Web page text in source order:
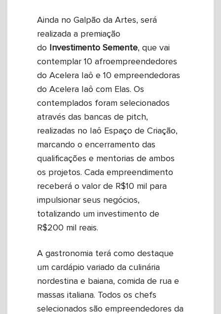
Ainda no Galpão da Artes, será
realizada a premiação
do
Investimento Semente, que vai
contemplar 10 afroempreendedores
do Acelera Iaô e 10 empreendedoras
do Acelera Iaô com Elas. Os
contemplados foram selecionados
através das bancas de pitch,
realizadas no Iaô Espaço de Criação,
marcando o encerramento das
qualificações e mentorias de ambos
os projetos. Cada empreendimento
receberá o valor de R$10 mil para
impulsionar seus negócios,
totalizando um investimento de
R$200 mil reais.
A gastronomia terá como destaque
um cardápio variado da culinária
nordestina e baiana, comida de rua e
massas italiana. Todos os chefs
selecionados são empreendedores da